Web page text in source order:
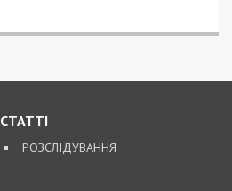
СТАТТІ
РОЗСЛІДУВАННЯ